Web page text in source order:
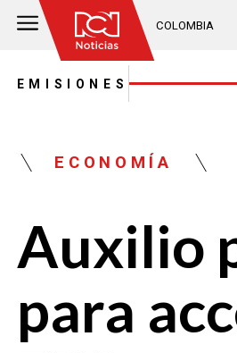
COLOMBIA
EMISIONES
ECONOMÍA
Auxilio
para